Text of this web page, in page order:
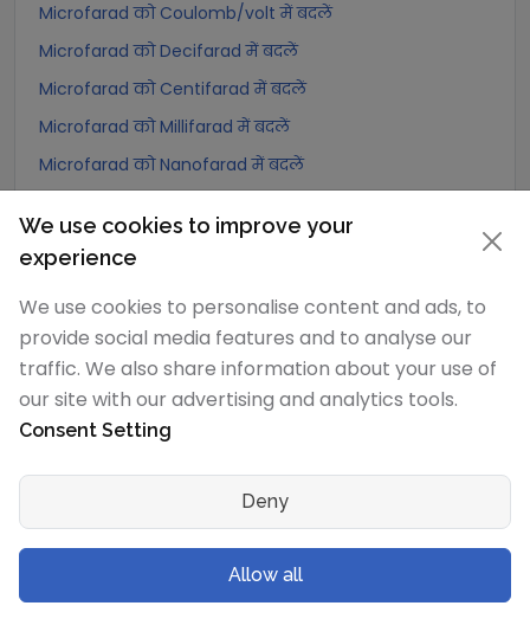
Microfarad को Coulomb/volt में बदलें
Microfarad को Decifarad में बदलें
Microfarad को Centifarad में बदलें
Microfarad को Millifarad में बदलें
Microfarad को Nanofarad में बदलें
Microfarad को Femtofarad में बदलें
Nanofaradरूपांतरण
Nanofarad को Exafarad में बदलें
Nanofarad को Petafarad में बदलें
Nanofarad को Gigafarad में बदलें
Nanofarad को Abfarad में बदलें
Nanofarad को Megafarad में बदलें
We use cookies to improve your
experience
We use cookies to personalise content and ads, to
provide social media features and to analyse our
traffic. We also share information about your use of
our site with our advertising and analytics tools.
Consent Setting
Deny
Allow all